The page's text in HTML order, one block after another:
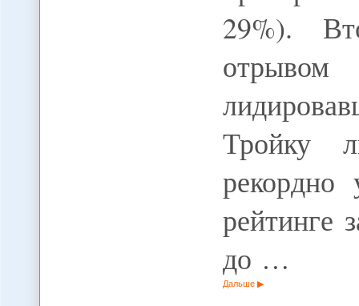
29%).
Тройку
рейтинге
до …
Дальше